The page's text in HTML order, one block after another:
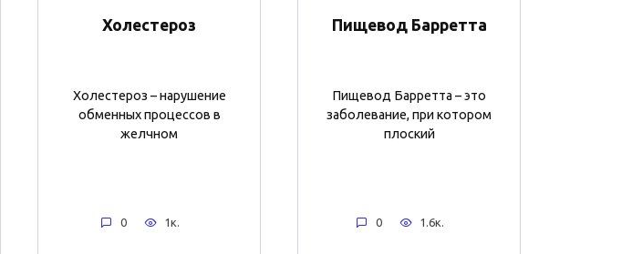
Холестероз
Холестероз – нарушение
обменных процессов в
желчном
0 1к.
Пищевод Барретта
Пищевод Барретта – это
заболевание, при котором
плоский
0 1.6к.